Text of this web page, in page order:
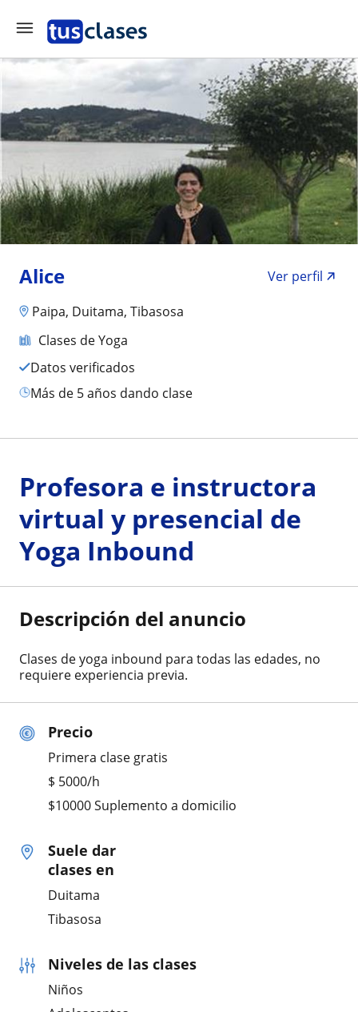
Alice
Ver perfil
Paipa, Duitama, Tibasosa
Clases de Yoga
Datos verificados
más de 5 años dando clase
Precio
Primera clase gratis
$ 5000/h
$10000 Suplemento a domicilio
Suele dar
clases en
Duitama
Tibasosa
Niveles de las clases
Niños
Profesora e instructora
virtual y presencial de
Yoga Inbound
Descripción del anuncio
Clases de yoga inbound para todas las edades, no
requiere experiencia previa.